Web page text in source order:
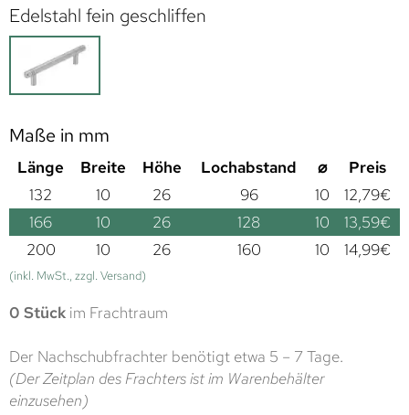
Edelstahl fein geschliffen
Maße in mm
Länge Breite Höhe Lochabstand ⌀
Preis
132
10 26 96 10 12,79€
166
10 26 128 10 13,59€
200
10 26 160 10 14,99€
(inkl. MwSt., zzgl. Versand)
0 Stück im Frachtraum
Der Nachschubfrachter benötigt etwa 5 – 7 Tage.
(Der Zeitplan des Frachters ist im Warenbehälter
einzusehen)